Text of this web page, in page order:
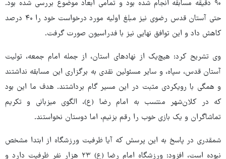
۹۰ دقیقه مسابقه انجام شده بود و تمامی ابعاد موضوع بررسی شده بود.
حتی آستان قدس رضوی نیز مبلغ اولیه مورد درخواست خود را ۴۰ درصد
کاهش داد و این توافق نهایی نیز با فدراسیون صورت گرفت.
وی تشریح کرد: هیچ‌یک از نهادهای استان، از جمله امام جمعه، تولیت
آستان قدس، سپاه، و سایر مسئولین نقدی به برگزاری این مسابقه نداشتند
و همگی با رویکردی مثبت در این مسیر گام برداشتند. هدف ما این بود
که در کلان‌شهر منتسب به امام رضا (ع)، الگوی میزبانی و تکریم
تماشاگران و یک بازی خوب را رقم بزنیم، اما دوستان نخواستند.
شمقدری در پاسخ به این پرسش که آیا ظرفیت ورزشگاه از ابتدا مشخص
نبوده است، افزود: ورزشگاه امام رضا (ع) ۲۳ هزار نفر ظرفیت دارد و